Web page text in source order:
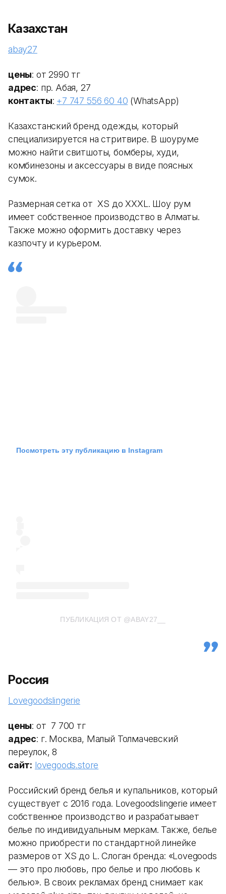
Казахстан
abay27
цены: от 2990 тг
адрес: пр. Абая, 27
контакты: +7 747 556 60 40 (WhatsApp)
Казахстанский бренд одежды, который
специализируется на стритвире. В шоуруме
можно найти свитшоты, бомберы, худи,
комбинезоны и аксессуары в виде поясных
сумок.
Размерная сетка от XS до XXXL. Шоу рум
имеет собственное производство в Алматы.
Также можно оформить доставку через
казпочту и курьером.
Посмотреть эту публикацию в Instagram
ПУБЛИКАЦИЯ ОТ @ABAY27__
Россия
Lovegoodslingerie
цены: от 7 700 тг
адрес: г. Москва, Малый Толмачевский
переулок, 8
сайт: lovegoods.store
Российский бренд белья и купальников, который
существует с 2016 года. Lovegoodslingerie имеет
собственное производство и разрабатывает
белье по индивидуальным меркам. Также, белье
можно приобрести по стандартной линейке
размеров от XS до L. Слоган бренда: «Lovegoods
— это про любовь, про белье и про любовь к
белью». В своих рекламах бренд снимает как